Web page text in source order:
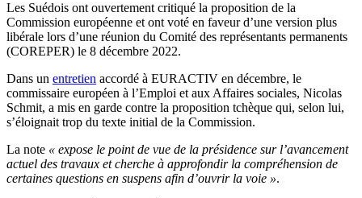
Les Suédois ont ouvertement critiqué la proposition de la
Commission européenne et ont voté en faveur d’une version plus
libérale lors d’une réunion du Comité des représentants permanents
(COREPER) le 8 décembre 2022.
Dans un entretien accordé à EURACTIV en décembre, le
commissaire européen à l’Emploi et aux Affaires sociales, Nicolas
Schmit, a mis en garde contre la proposition tchèque qui, selon lui,
s’éloignait trop du texte initial de la Commission.
La note « expose le point de vue de la présidence sur l’avancement
actuel des travaux et cherche à approfondir la compréhension de
certaines questions en suspens afin d’ouvrir la voie ».